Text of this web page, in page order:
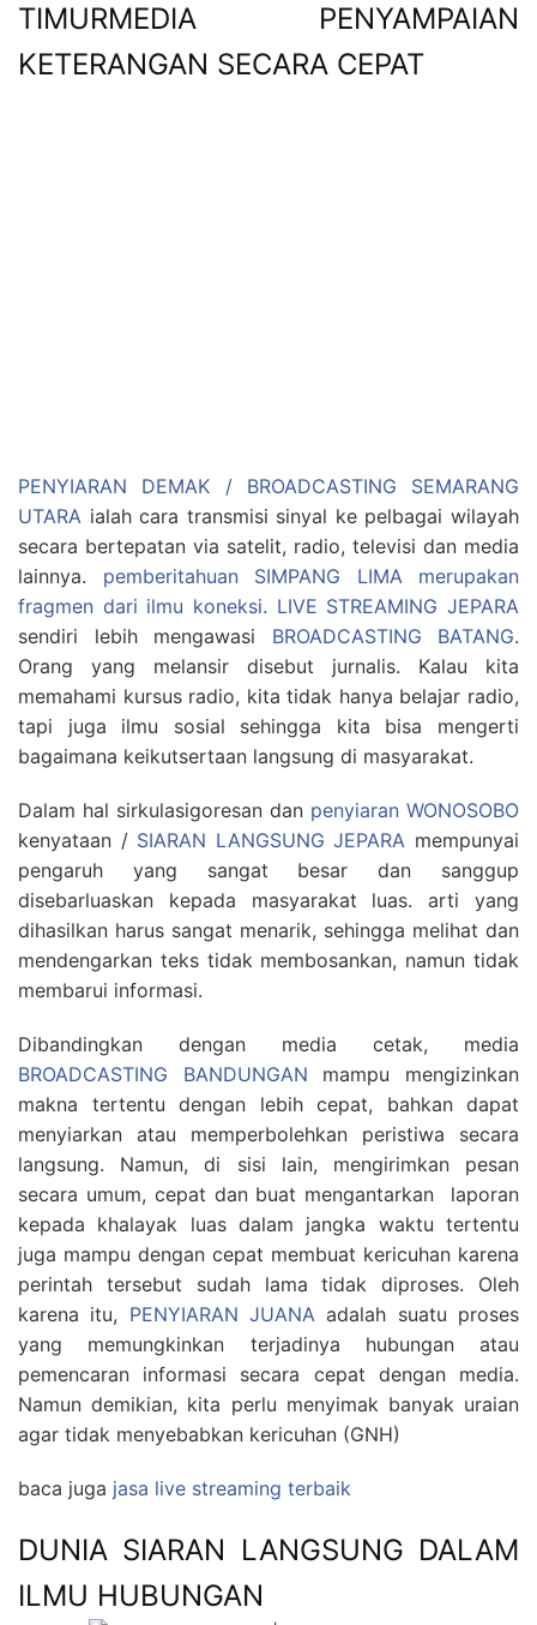
TIMURMEDIA PENYAMPAIAN
KETERANGAN SECARA CEPAT
PENYIARAN DEMAK / BROADCASTING SEMARANG
UTARA ialah cara transmisi sinyal ke pelbagai wilayah
secara bertepatan via satelit, radio, televisi dan media
lainnya. pemberitahuan SIMPANG LIMA merupakan
fragmen dari ilmu koneksi. LIVE STREAMING JEPARA
sendiri lebih mengawasi BROADCASTING BATANG.
Orang yang melansir disebut jurnalis. Kalau kita
memahami kursus radio, kita tidak hanya belajar radio,
tapi juga ilmu sosial sehingga kita bisa mengerti
bagaimana keikutsertaan langsung di masyarakat.
Dalam hal sirkulasigoresan dan penyiaran WONOSOBO
kenyataan / SIARAN LANGSUNG JEPARA mempunyai
pengaruh yang sangat besar dan sanggup
disebarluaskan kepada masyarakat luas. arti yang
dihasilkan harus sangat menarik, sehingga melihat dan
mendengarkan teks tidak membosankan, namun tidak
membarui informasi.
Dibandingkan dengan media cetak, media
BROADCASTING BANDUNGAN mampu mengizinkan
makna tertentu dengan lebih cepat, bahkan dapat
menyiarkan atau memperbolehkan peristiwa secara
langsung. Namun, di sisi lain, mengirimkan pesan
secara umum, cepat dan buat mengantarkan laporan
kepada khalayak luas dalam jangka waktu tertentu
juga mampu dengan cepat membuat kericuhan karena
perintah tersebut sudah lama tidak diproses. Oleh
karena itu, PENYIARAN JUANA adalah suatu proses
yang memungkinkan terjadinya hubungan atau
pemencaran informasi secara cepat dengan media.
Namun demikian, kita perlu menyimak banyak uraian
agar tidak menyebabkan kericuhan (GNH)
baca juga jasa live streaming terbaik
DUNIA SIARAN LANGSUNG DALAM
ILMU HUBUNGAN